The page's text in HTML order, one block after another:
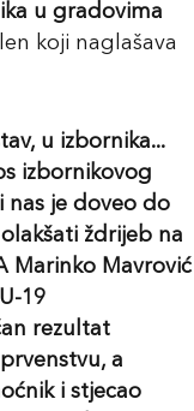
u gradovima
koji naglašava
u izbornika...
izbornikovog
nas je doveo do
ždrijeb na
Marinko Mavrović
19
rezultat
a
i stjecao